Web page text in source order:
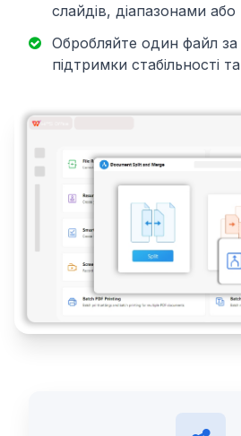
слайдів, діапазонами або
Обробляйте один файл за
підтримки стабільності